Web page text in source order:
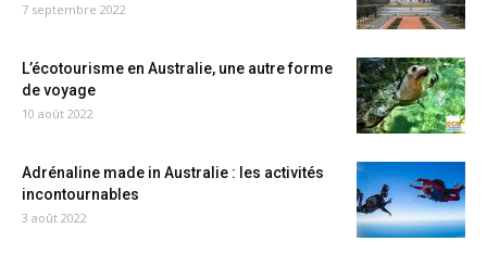
7 septembre 2022
L’écotourisme en Australie, une autre forme
de voyage
10 août 2022
Adrénaline made in Australie : les activités
incontournables
3 août 2022